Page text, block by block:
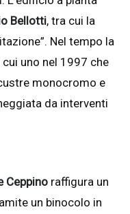
Bellotti, tra cui la
Nel tempo la
uno nel 1997 che
monocromo e
da interventi
Ceppino raffigura un
un binocolo in